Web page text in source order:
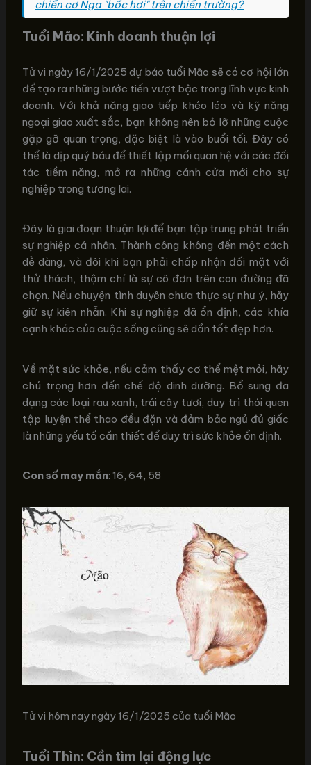
chiến cơ Nga "bốc hơi" trên chiến trường?
Tuổi Mão: Kinh doanh thuận lợi
Tử vi ngày 16/1/2025 dự báo tuổi Mão sẽ có cơ hội lớn
để tạo ra những bước tiến vượt bậc trong lĩnh vực kinh
doanh. Với khả năng giao tiếp khéo léo và kỹ năng
ngoại giao xuất sắc, bạn không nên bỏ lỡ những cuộc
gặp gỡ quan trọng, đặc biệt là vào buổi tối. Đây có
thể là dịp quý báu để thiết lập mối quan hệ với các đối
tác tiềm năng, mở ra những cánh cửa mới cho sự
nghiệp trong tương lai.
Đây là giai đoạn thuận lợi để bạn tập trung phát triển
sự nghiệp cá nhân. Thành công không đến một cách
dễ dàng, và đôi khi bạn phải chấp nhận đối mặt với
thử thách, thậm chí là sự cô đơn trên con đường đã
chọn. Nếu chuyện tình duyên chưa thực sự như ý, hãy
giữ sự kiên nhẫn. Khi sự nghiệp đã ổn định, các khía
cạnh khác của cuộc sống cũng sẽ dần tốt đẹp hơn.
Về mặt sức khỏe, nếu cảm thấy cơ thể mệt mỏi, hãy
chú trọng hơn đến chế độ dinh dưỡng. Bổ sung đa
dạng các loại rau xanh, trái cây tươi, duy trì thói quen
tập luyện thể thao đều đặn và đảm bảo ngủ đủ giấc
là những yếu tố cần thiết để duy trì sức khỏe ổn định.
Con số may mắn: 16, 64, 58
Tử vi hôm nay ngày 16/1/2025 của tuổi Mão
Tuổi Thìn: Cần tìm lại động lực